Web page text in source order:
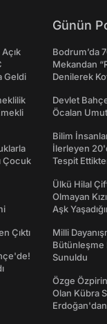
Geldi
Çocuk
Çıktı
Günün
Bodrum’da
Mekandan
Denilerek
Devlet
Öcalan
Bilim
İlerleyen
Tespit
Ülkü Hilal
Olmayan
Aşk
Milli
Bütünleşme
Sunuldu
Özge
Olan Kübra